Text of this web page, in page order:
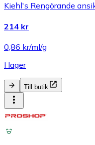
Kiehl's Rengörande
214 kr
0,86 kr/ml/g
I lager
Till butik